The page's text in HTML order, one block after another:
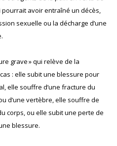
pourrait avoir entraîné un décès,
sexuelle ou la décharge d’une
grave » qui relève de la
: elle subit une blessure pour
elle souffre d’une fracture du
d’une vertèbre, elle souffre de
corps, ou elle subit une perte de
blessure.